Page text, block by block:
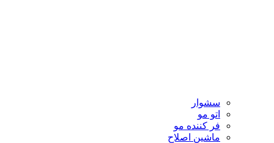
سشوار
اتو مو
فر کننده مو
ماشین اصلاح